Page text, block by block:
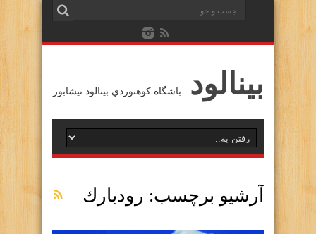
بينالود باشگاه كوهنوردي بينالود نيشابور
آرشیو برچسب: رودبارك